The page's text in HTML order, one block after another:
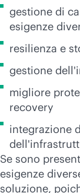
gestione di
esigenze
resilienza e
gestione
migliore
recovery
integrazione
Se sono
esigenze
soluzione,